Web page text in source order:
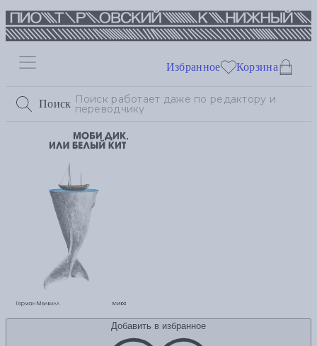
Поиск
Избранное Корзина
Добавить в избранное